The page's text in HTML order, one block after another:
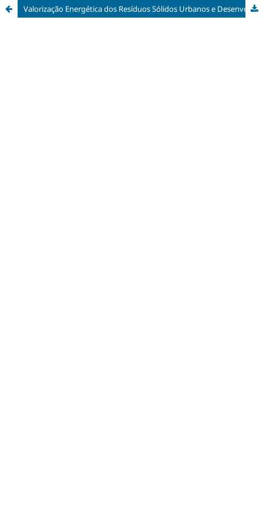
Valorização Energética dos Resíduos Sólidos Urbanos e Desenvolvimento Regional